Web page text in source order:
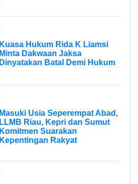
Kuasa Hukum Rida K Liamsi
Minta Dakwaan Jaksa
Dinyatakan Batal Demi Hukum
Masuki Usia Seperempat Abad,
LLMB Riau, Kepri dan Sumut
Komitmen Suarakan
Kepentingan Rakyat